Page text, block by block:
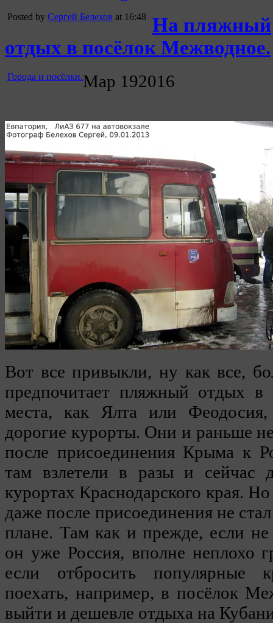
Posted by Сергей Белехов at 16:48 На пляжный
отдых в посёлок Межводное.
Города и посёлки.Мар 192016
Вот все привыкли, ну как все,
предпочитает пляжный отдых в
места, как Ялта или
дорогие курорты. Они и раньше
после присоединения Крыма к
там взлетели в разы и сейчас
курортах Краснодарского края.
даже после присоединения не
плане. Там как и прежде, если
он уже Россия, вполне неплохо
если отбросить популярные
поехать, например, в посёлок
выйти и дешевле отдыха на